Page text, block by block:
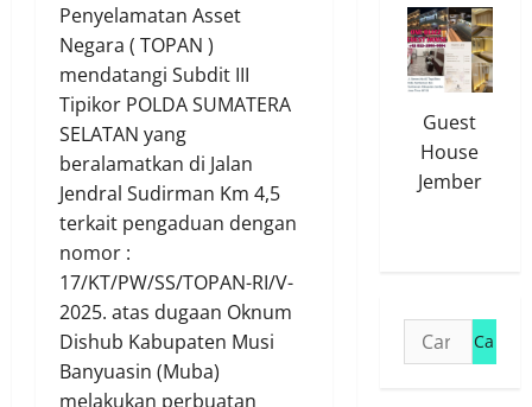
Penyelamatan Asset
Negara ( TOPAN )
mendatangi Subdit III
Tipikor POLDA SUMATERA
SELATAN yang
beralamatkan di Jalan
Jendral Sudirman Km 4,5
terkait pengaduan dengan
nomor :
17/KT/PW/SS/TOPAN-RI/V-
2025. atas dugaan Oknum
Dishub Kabupaten Musi
Banyuasin (Muba)
melakukan perbuatan
Guest
House
Jember
Cari
untuk: